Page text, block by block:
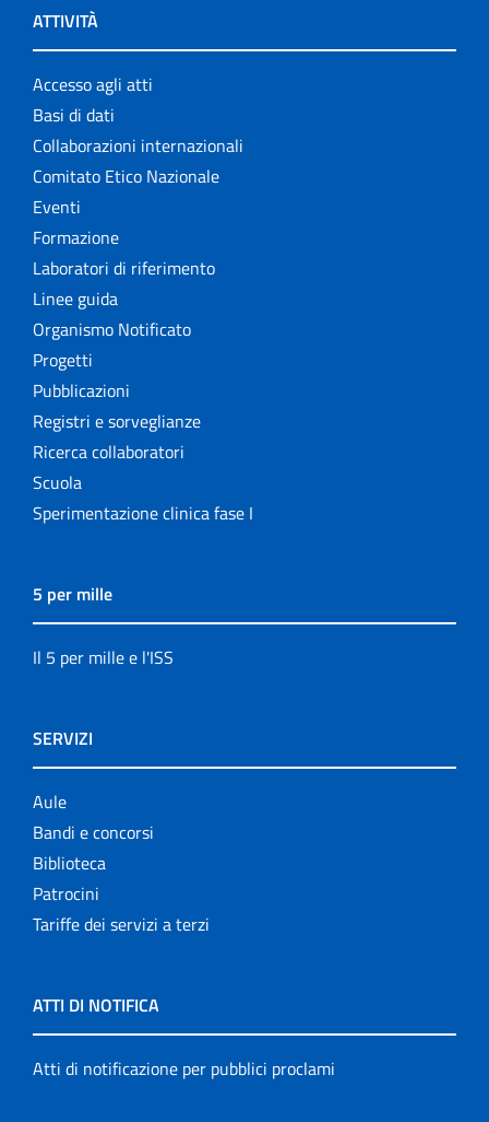
ATTIVITÀ
Accesso agli atti
Basi di dati
Collaborazioni internazionali
Comitato Etico Nazionale
Eventi
Formazione
Laboratori di riferimento
Linee guida
Organismo Notificato
Progetti
Pubblicazioni
Registri e sorveglianze
Ricerca collaboratori
Scuola
Sperimentazione clinica fase I
5 per mille
Il 5 per mille e l'ISS
SERVIZI
Aule
Bandi e concorsi
Biblioteca
Patrocini
Tariffe dei servizi a terzi
ATTI DI NOTIFICA
Atti di notificazione per pubblici proclami